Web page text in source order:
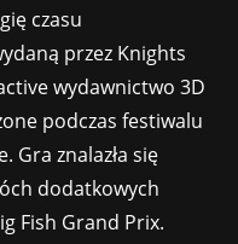
czasu
przez Knights
wydawnictwo 3D
podczas festiwalu
Gra znalazła się
dodatkowych
Fish Grand Prix.